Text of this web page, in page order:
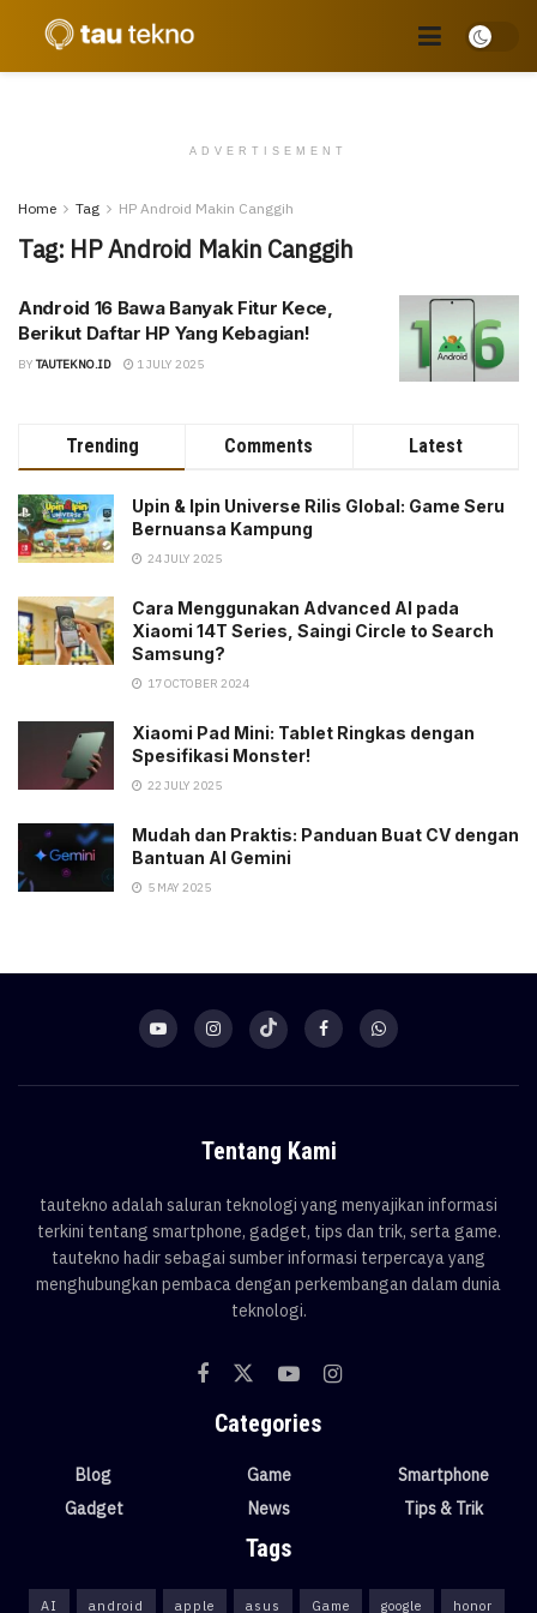
ADVERTISEMENT
Home Tag HP Android Makin Canggih
Tag: HP Android Makin Canggih
Android 16 Bawa Banyak Fitur Kece,
Berikut Daftar HP Yang Kebagian!
BY TAUTEKNO.ID 1 JULY 2025
Trending Comments Latest
Upin & Ipin Universe Rilis Global: Game Seru
Bernuansa Kampung
24 JULY 2025
Cara Menggunakan Advanced AI pada
Xiaomi 14T Series, Saingi Circle to Search
Samsung?
17 OCTOBER 2024
Xiaomi Pad Mini: Tablet Ringkas dengan
Spesifikasi Monster!
22 JULY 2025
Mudah dan Praktis: Panduan Buat CV dengan
Bantuan AI Gemini
5 MAY 2025
Tentang Kami
tautekno adalah saluran teknologi yang menyajikan informasi
terkini tentang smartphone, gadget, tips dan trik, serta game.
tautekno hadir sebagai sumber informasi terpercaya yang
menghubungkan pembaca dengan perkembangan dalam dunia
teknologi.
Categories
Blog
Gadget
Game
News
Smartphone
Tips & Trik
Tags
AI android apple asus Game google honor